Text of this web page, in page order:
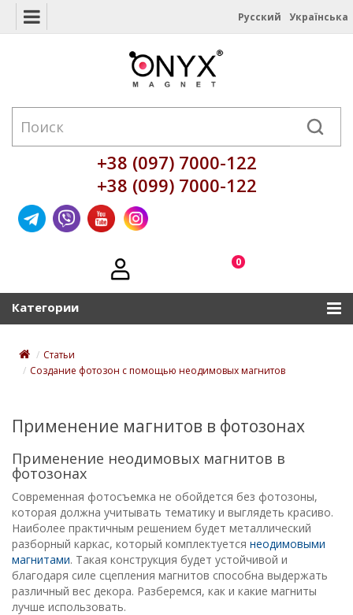
Русский Українська
+38 (097) 7000-122
+38 (099) 7000-122
0
Категории
Статьи
Создание фотозон с помощью неодимовых магнитов
Применение магнитов в фотозонах
Применение неодимовых магнитов в
фотозонах
Современная фотосъемка не обойдется без фотозоны,
которая должна учитывать тематику и выглядеть красиво.
Наиболее практичным решением будет металлический
разборный каркас, который комплектуется неодимовыми
магнитами. Такая конструкция будет устойчивой и
благодаря силе сцепления магнитов способна выдержать
различный вес декора. Разберемся, как и какие магниты
лучше использовать.